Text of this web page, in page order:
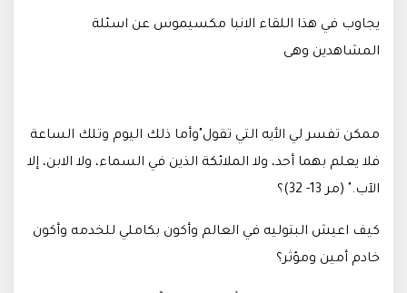
يجاوب في هذا اللقاء الانبا مكسيموس عن اسئلة
المشاهدين وهى
ممكن تفسر لي الأيه التي تقول"وأما ذلك اليوم وتلك الساعة
فلا يعلم بهما أحد، ولا الملائكة الذين في السماء، ولا الابن، إلا
الآب." (مر 13- 32)؟
كيف اعيش البتوليه في العالم وأكون بكاملي للخدمه وأكون
خادم أمين ومؤثر؟